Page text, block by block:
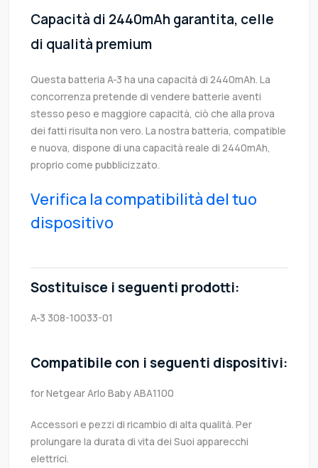
Capacità di 2440mAh garantita, celle
di qualità premium
Questa batteria A-3 ha una capacità di 2440mAh. La
concorrenza pretende di vendere batterie aventi
stesso peso e maggiore capacità, ciò che alla prova
dei fatti risulta non vero. La nostra batteria, compatible
e nuova, dispone di una capacità reale di 2440mAh,
proprio come pubblicizzato.
Verifica la compatibilità del tuo
dispositivo
Sostituisce i seguenti prodotti:
A-3 308-10033-01
Compatibile con i seguenti dispositivi:
for Netgear Arlo Baby ABA1100
Accessori e pezzi di ricambio di alta qualità. Per
prolungare la durata di vita dei Suoi apparecchi
elettrici.